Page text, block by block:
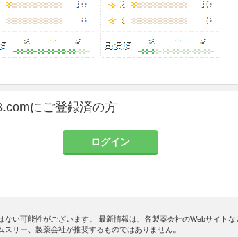
すること。
形性と染色体異常の誘発が報告されてい
育器中の酸素濃度は動脈血酸素分圧を測
囲を保つこと。未熟児網膜症を起こすこ
と。酸素の投与期間が長いほど肝芽腫発
にご登録済の方
ログイン
い可能性がございます。 最新情報は、各製薬会社のWebサイトな
リー、製薬会社が推奨するものではありません。